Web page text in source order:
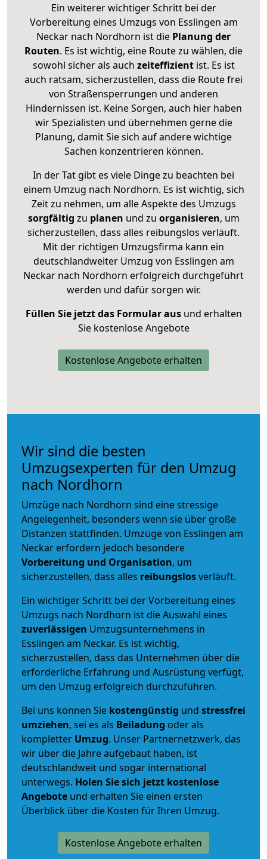
Ein weiterer wichtiger Schritt bei der
Vorbereitung eines Umzugs von Esslingen am
Neckar nach Nordhorn ist die Planung der
Routen. Es ist wichtig, eine Route zu wählen, die
sowohl sicher als auch zeiteffizientist. Es ist
auch ratsam, sicherzustellen, dass die Route frei
von Straßensperrungen und anderen
Hindernissen ist. Keine Sorgen, auch hier haben
wir Spezialisten und übernehmen gerne die
Planung, damit Sie sich auf andere wichtige
Sachen konzentrieren können.
In der Tat gibt es viele Dinge zu beachten bei
einem Umzug nach Nordhorn. Es ist wichtig, sich
Zeit zu nehmen, um alle Aspekte des Umzugs
sorgfältig zu planen und zu organisieren, um
sicherzustellen, dass alles reibungslos verläuft.
Mit der richtigen Umzugsfirma kann ein
deutschlandweiter Umzug von Esslingen am
Neckar nach Nordhorn erfolgreich durchgeführt
werden und dafür sorgen wir.
Füllen Sie jetzt das Formular ausund erhalten
Sie kostenlose Angebote
Kostenlose Angebote erhalten
Wir sind die besten
Umzugsexperten für den Umzug
nach Nordhorn
Umzüge nach Nordhorn sind eine stressige
Angelegenheit, besonders wenn sie über große
Distanzen stattfinden. Umzüge von Esslingen am
Neckar erfordern jedoch besondere
Vorbereitung und Organisation, um
sicherzustellen, dass alles reibungslosverläuft.
Ein wichtiger Schritt bei der Vorbereitung eines
Umzugs nach Nordhorn ist die Auswahl eines
zuverlässigen Umzugsunternehmens in
Esslingen am Neckar. Es ist wichtig,
sicherzustellen, dass das Unternehmen über die
erforderliche Erfahrung und Ausrüstung verfügt,
um den Umzug erfolgreich durchzuführen.
Bei uns können Sie kostengünstig und stressfrei
umziehen, sei es als Beiladung oder als
kompletter Umzug. Unser Partnernetzwerk, das
wir über die Jahre aufgebaut haben, ist
deutschlandweit und sogar international
unterwegs. Holen Sie sich jetzt kostenlose
Angebote und erhalten Sie einen ersten
Überblick über die Kosten für Ihren Umzug.
Kostenlose Angebote erhalten